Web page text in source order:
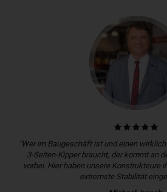
"Wer im Baugeschäft ist und einen
3-Seiten-Kipper braucht, der kommt an
vorbei. Hier haben unsere Konstrukteure
extremste Stabilität